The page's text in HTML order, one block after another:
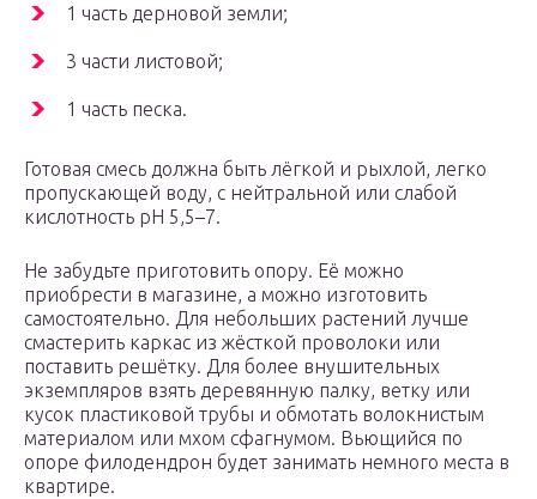
1 часть дерновой земли;
3 части листовой;
1 часть песка.
Готовая смесь должна быть лёгкой и рыхлой, легко
пропускающей воду, с нейтральной или слабой
кислотность pH 5,5–7.
Не забудьте приготовить опору. Её можно
приобрести в магазине, а можно изготовить
самостоятельно. Для небольших растений лучше
смастерить каркас из жёсткой проволоки или
поставить решётку. Для более внушительных
экземпляров взять деревянную палку, ветку или
кусок пластиковой трубы и обмотать волокнистым
материалом или мхом сфагнумом. Вьющийся по
опоре филодендрон будет занимать немного места в
квартире.